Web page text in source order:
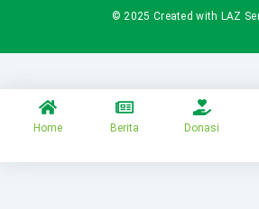
© 2025 Created with LAZ
Home Berita Donasi